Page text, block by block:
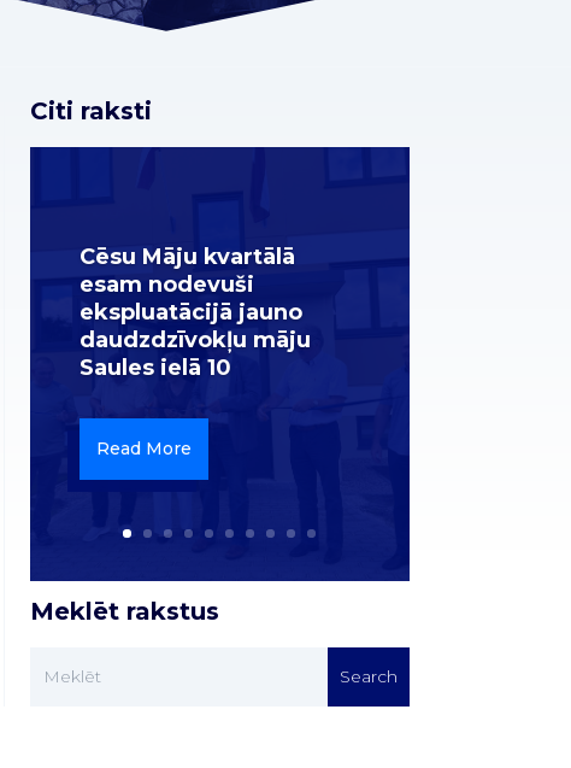
Citi raksti
Cēsu Māju kvartālā
esam nodevuši
ekspluatācijā jauno
daudzdzīvokļu māju
Saules ielā 10
Read More
Meklēt rakstus